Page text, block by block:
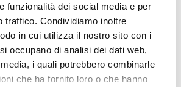
funzionalità dei social media e per
traffico. Condividiamo inoltre
in cui utilizza il nostro sito con i
occupano di analisi dei dati web,
i quali potrebbero combinarle
che ha fornito loro o che hanno
L'FC Osimo 2011 aggiunge un nuovo tassello al
reparto arretrato con l'ingaggio del difensore
centrale Lorenzo Baccarini, classe 2003, reduce
dall'ultima stagione disputata con la
Filottranes...leggi
16/07/2026